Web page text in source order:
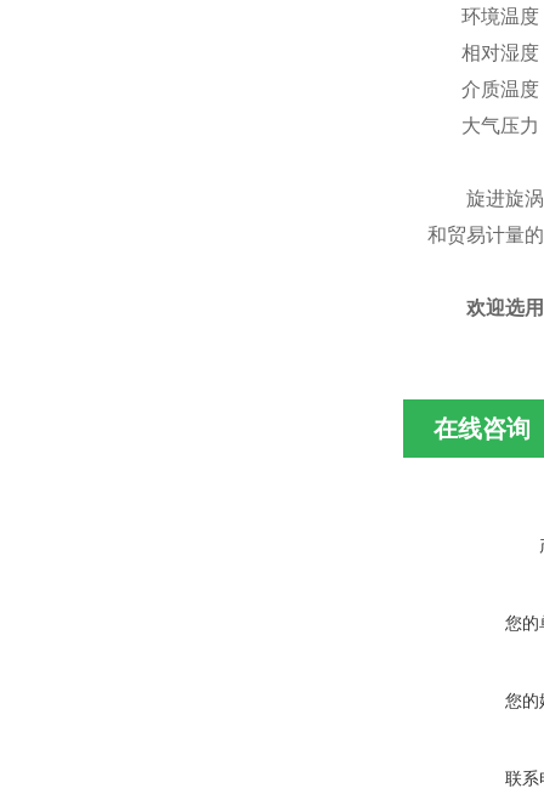
环境温度
相对湿度
介质温度
大气压力
旋进旋
和贸易计量
欢迎选
在线咨询
您的
您的
联系